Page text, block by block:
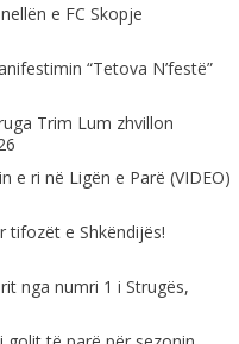
e FC Skopje
“Tetova N’festë”
Trim Lum zhvillon
e ri në Ligën e Parë (VIDEO)
tifozët e Shkëndijës!
nga numri 1 i Strugës,